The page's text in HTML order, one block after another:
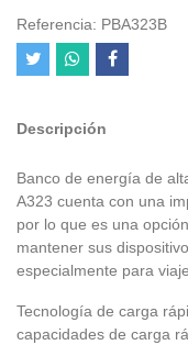
Referencia: PBA323B
Descripción
Banco de energía de
A323 cuenta con una
por lo que es una
mantener sus
especialmente para
Tecnología de carga
capacidades de carga